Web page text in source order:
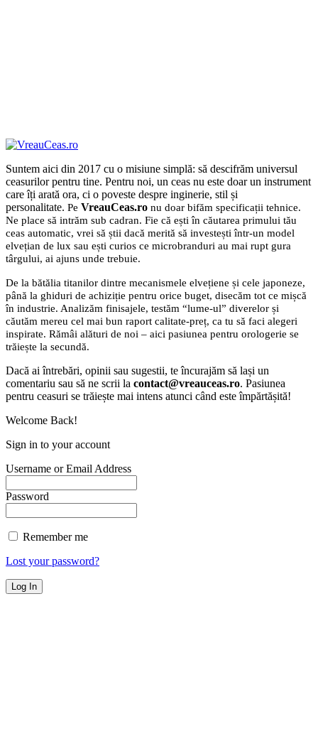
Suntem aici din 2017 cu o misiune simplă: să descifrăm universul
ceasurilor pentru tine. Pentru noi, un ceas nu este doar un instrument
care îți arată ora, ci o poveste despre inginerie, stil și
personalitate. Pe VreauCeas.ro nu doar bifăm specificații tehnice.
Ne place să intrăm sub cadran. Fie că ești în căutarea primului tău
ceas automatic, vrei să știi dacă merită să investești într-un model
elvețian de lux sau ești curios ce microbranduri au mai rupt gura
târgului, ai ajuns unde trebuie.
De la bătălia titanilor dintre mecanismele elvețiene și cele japoneze,
până la ghiduri de achiziție pentru orice buget, disecăm tot ce mișcă
în industrie. Analizăm finisajele, testăm “lume-ul” diverelor și
căutăm mereu cel mai bun raport calitate-preț, ca tu să faci alegeri
inspirate. Rămâi alături de noi – aici pasiunea pentru orologerie se
trăiește la secundă.
Dacă ai întrebări, opinii sau sugestii, te încurajăm să lași un
comentariu sau să ne scrii la contact@vreauceas.ro. Pasiunea
pentru ceasuri se trăiește mai intens atunci când este împărtășită!
Welcome Back!
Sign in to your account
Username or Email Address
Password
Remember me
Lost your password?